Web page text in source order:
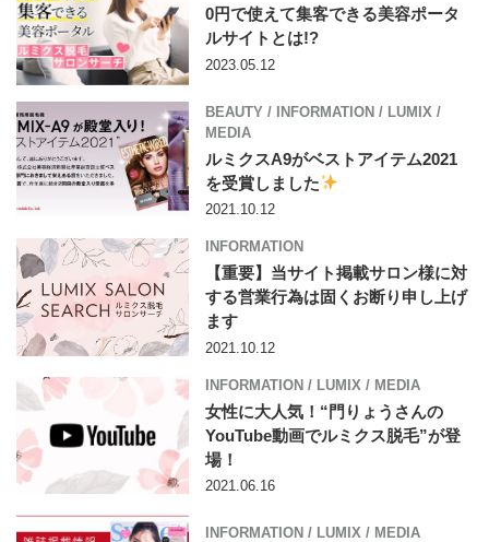
0円で使えて集客できる美容ポータ
ルサイトとは!?
2023.05.12
BEAUTY/ INFORMATION / LUMIX /
MEDIA
ルミクスA9がベストアイテム2021
を受賞しました
2021.10.12
INFORMATION
【重要】当サイト掲載サロン様に対
する営業行為は固くお断り申し上げ
ます
2021.10.12
INFORMATION / LUMIX / MEDIA
女性に大人気！“門りょうさんの
YouTube動画でルミクス脱毛”が登
場！
2021.06.16
INFORMATION / LUMIX/ MEDIA